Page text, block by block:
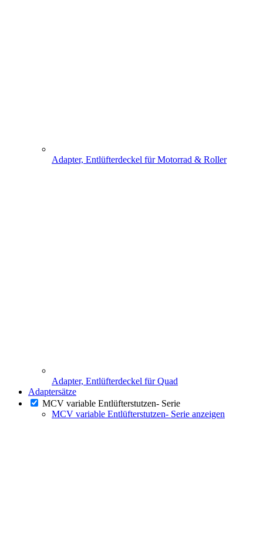
Adapter, Entlüfterdeckel für Motorrad & Roller
Adapter, Entlüfterdeckel für Quad
Adaptersätze
MCV variable Entlüfterstutzen- Serie
MCV variable Entlüfterstutzen- Serie anzeigen